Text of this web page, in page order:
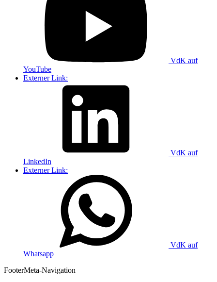
VdK auf
YouTube
Externer Link:
VdK auf
LinkedIn
Externer Link:
VdK auf
Whatsapp
FooterMeta-Navigation